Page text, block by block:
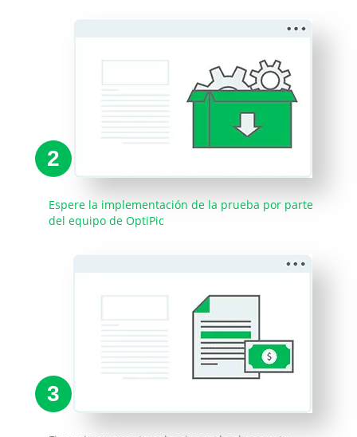
2
Espere la implementación de la prueba por parte
del equipo de OptiPic
3